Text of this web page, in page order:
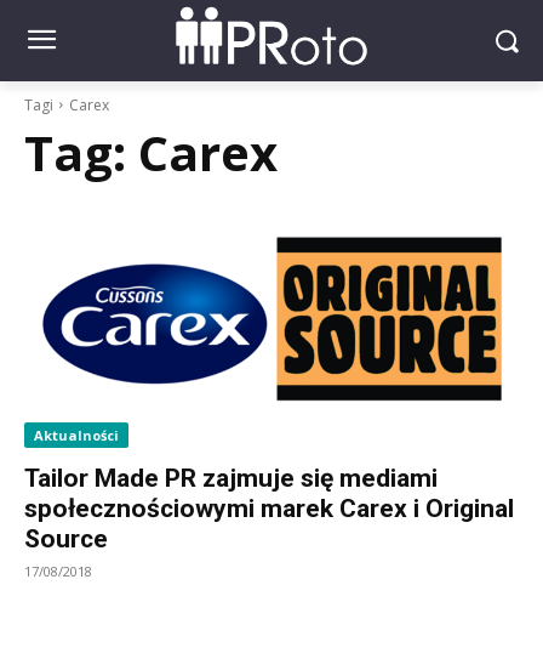
Tagi Carex
Tag: Carex
Aktualności
Tailor Made PR zajmuje się mediami
społecznościowymi marek Carex i Original
Source
17/08/2018